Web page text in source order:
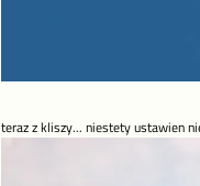
teraz z kliszy... niestety ustawien